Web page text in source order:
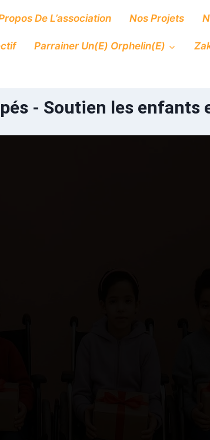
De L’association Nos Projets
Parrainer Un(e) Orphelin(e)
- Soutien les enfants